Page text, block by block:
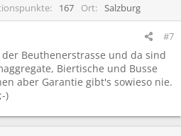
167 Ort Salzburg
#7
Beuthenerstrasse und da sind
Biertische und Busse
aber Garantie gibt's sowieso nie.
)